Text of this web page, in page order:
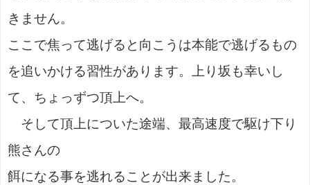
きません。
ここで焦って逃げると向こうは本能で逃げるもの
を追いかける習性があります。上り坂も幸いし
て、ちょっずつ頂上へ。
そして頂上についた途端、最高速度で駆け下り
熊さんの
餌になる事を逃れることが出来ました。